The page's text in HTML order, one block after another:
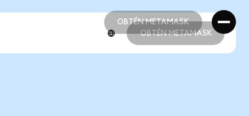
OBTÉN METAMASK
OBTÉN METAMASK
OBTÉN METAMASK